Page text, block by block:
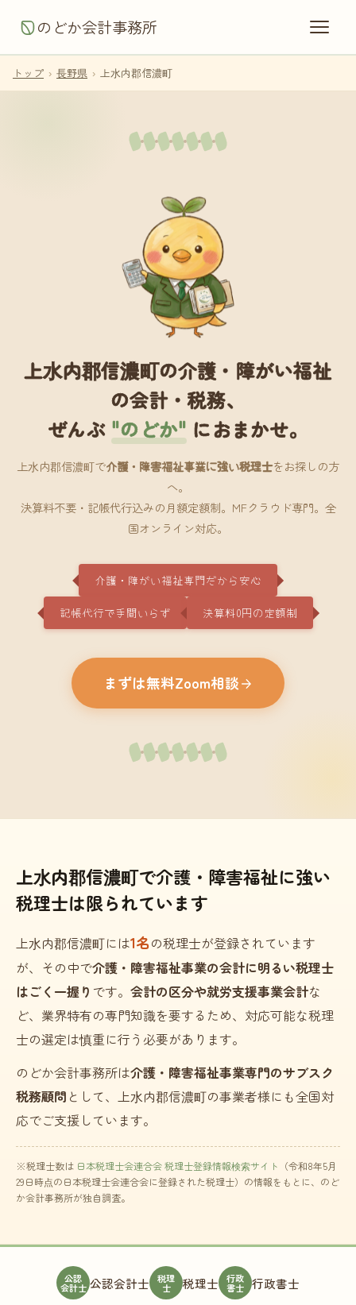
のどか会計事務所
トップ › 長野県 › 上水内郡信濃町
上水内郡信濃町の介護・障がい福祉
の会計・税務、
ぜんぶ "のどか" におまかせ。
上水内郡信濃町で介護・障害福祉事業に強い税理士をお探しの方
へ。
決算料不要・記帳代行込みの月額定額制。MFクラウド専門。全
国オンライン対応。
介護・障がい福祉専門だから安心
記帳代行で手間いらず 決算料0円の定額制
まずは無料Zoom相談
上水内郡信濃町で介護・障害福祉に強い
税理士は限られています
上水内郡信濃町には1名の税理士が登録されています
が、その中で介護・障害福祉事業の会計に明るい税理士
はごく一握り です。 会計の区分や就労支援事業会計な
ど、業界特有の専門知識を要するため、対応可能な税理
士の選定は慎重に行う必要があります。
のどか会計事務所は介護・障害福祉事業専門のサブスク
税務顧問 として、上水内郡信濃町の事業者様にも全国対
応でご支援しています。
※税理士数は 日本税理士会連合会 税理士登録情報検索サイト （令和8年5月
29日時点の日本税理士会連合会に登録された税理士）の情報をもとに、のど
か会計事務所が独自調査。
公認
会計士 公認会計士 税理
士 税理士 行政
書士 行政書士